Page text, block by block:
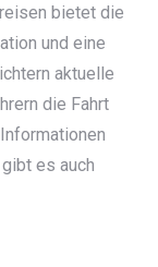
bietet die
und eine
aktuelle
die Fahrt
es auch